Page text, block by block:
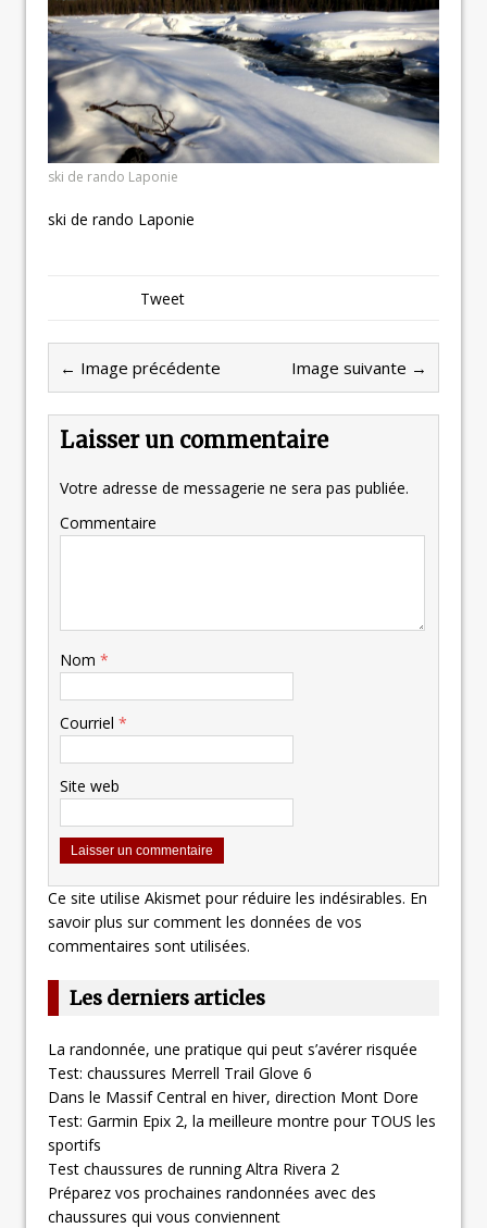
ski de rando Laponie
ski de rando Laponie
Tweet
← Image précédente Image suivante →
Laisser un commentaire
Votre adresse de messagerie ne sera pas publiée.
Commentaire
Nom *
Courriel *
Site web
Ce site utilise Akismet pour réduire les indésirables. En
savoir plus sur comment les données de vos
commentaires sont utilisées.
Les derniers articles
La randonnée, une pratique qui peut s’avérer risquée
Test: chaussures Merrell Trail Glove 6
Dans le Massif Central en hiver, direction Mont Dore
Test: Garmin Epix 2, la meilleure montre pour TOUS les
sportifs
Test chaussures de running Altra Rivera 2
Préparez vos prochaines randonnées avec des
chaussures qui vous conviennent